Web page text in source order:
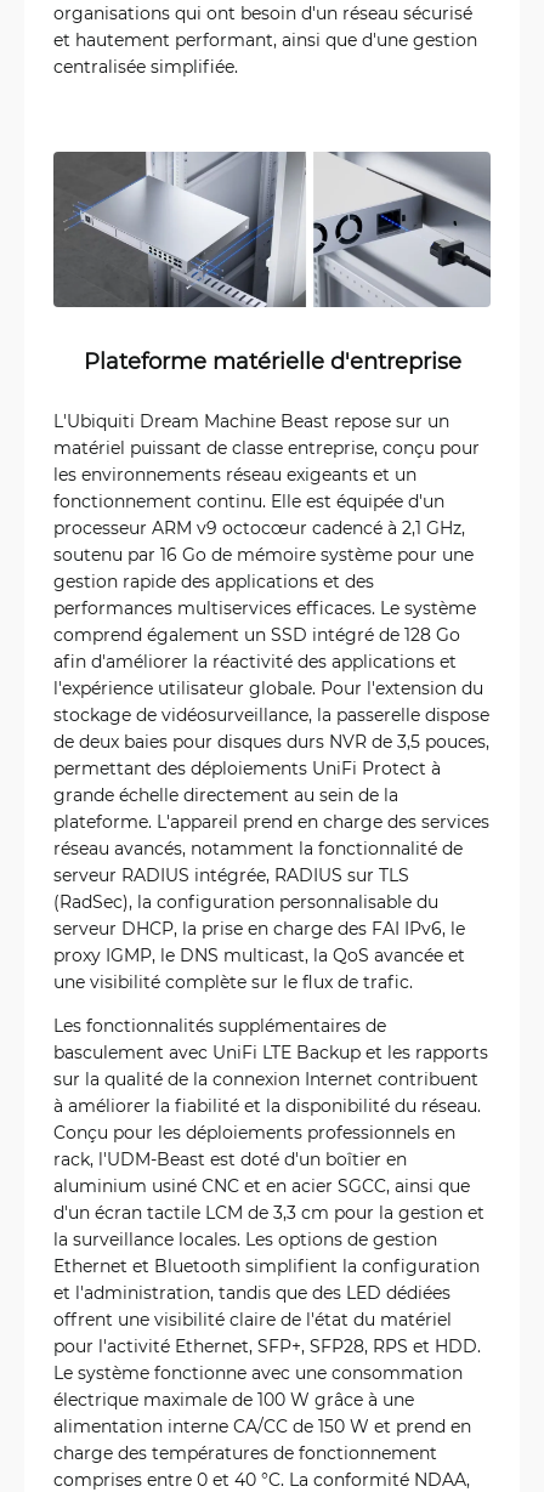
organisations qui ont besoin d'un réseau sécurisé
et hautement performant, ainsi que d'une gestion
centralisée simplifiée.
Plateforme matérielle d'entreprise
L'Ubiquiti Dream Machine Beast repose sur un
matériel puissant de classe entreprise, conçu pour
les environnements réseau exigeants et un
fonctionnement continu. Elle est équipée d'un
processeur ARM v9 octocœur cadencé à 2,1 GHz,
soutenu par 16 Go de mémoire système pour une
gestion rapide des applications et des
performances multiservices efficaces. Le système
comprend également un SSD intégré de 128 Go
afin d'améliorer la réactivité des applications et
l'expérience utilisateur globale. Pour l'extension du
stockage de vidéosurveillance, la passerelle dispose
de deux baies pour disques durs NVR de 3,5 pouces,
permettant des déploiements UniFi Protect à
grande échelle directement au sein de la
plateforme. L'appareil prend en charge des services
réseau avancés, notamment la fonctionnalité de
serveur RADIUS intégrée, RADIUS sur TLS
(RadSec), la configuration personnalisable du
serveur DHCP, la prise en charge des FAI IPv6, le
proxy IGMP, le DNS multicast, la QoS avancée et
une visibilité complète sur le flux de trafic.
Les fonctionnalités supplémentaires de
basculement avec UniFi LTE Backup et les rapports
sur la qualité de la connexion Internet contribuent
à améliorer la fiabilité et la disponibilité du réseau.
Conçu pour les déploiements professionnels en
rack, l'UDM-Beast est doté d'un boîtier en
aluminium usiné CNC et en acier SGCC, ainsi que
d'un écran tactile LCM de 3,3 cm pour la gestion et
la surveillance locales. Les options de gestion
Ethernet et Bluetooth simplifient la configuration
et l'administration, tandis que des LED dédiées
offrent une visibilité claire de l'état du matériel
pour l'activité Ethernet, SFP+, SFP28, RPS et HDD.
Le système fonctionne avec une consommation
électrique maximale de 100 W grâce à une
alimentation interne CA/CC de 150 W et prend en
charge des températures de fonctionnement
comprises entre 0 et 40 °C. La conformité NDAA,